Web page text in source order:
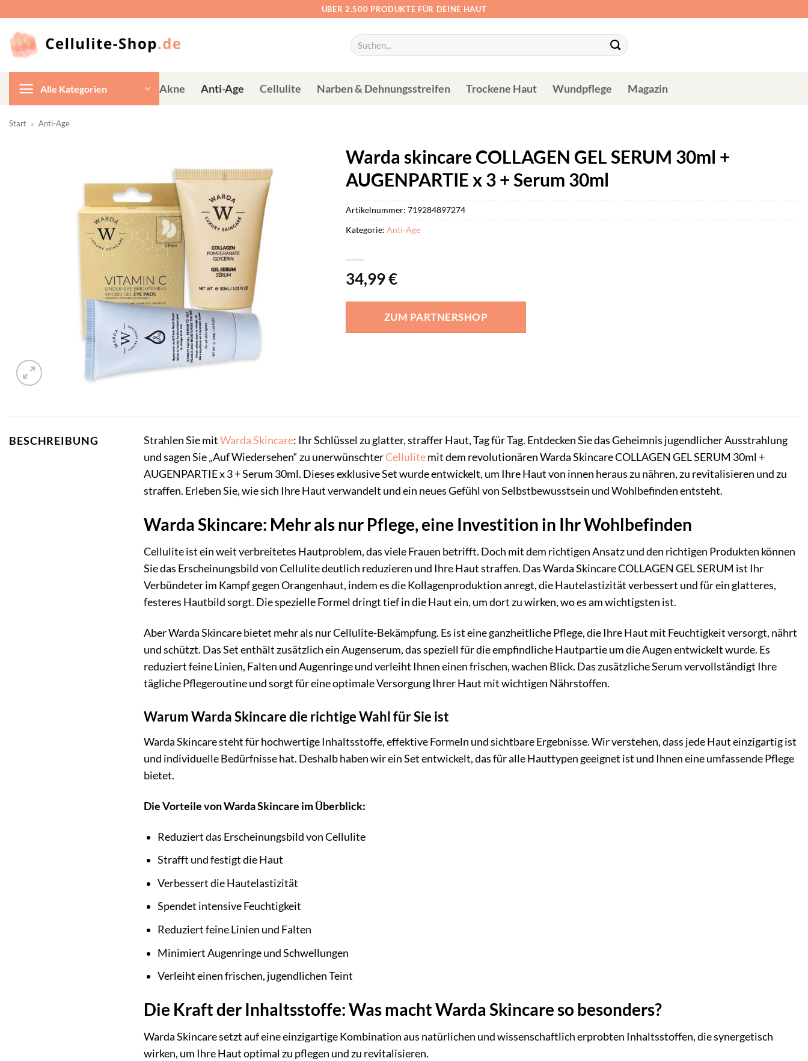
springen
ÜBER 2.500 PRODUKTE FÜR DEINE HAUT
Suchen
nach:
Alle Kategorien Akne Anti-Age Cellulite Narben & Dehnungsstreifen Trockene Haut Wundpflege Magazin
Start » Anti-Age
Warda skincare COLLAGEN GEL SERUM 30ml +
AUGENPARTIE x 3 + Serum 30ml
34,99€
ZUM PARTNERSHOP
Artikelnummer: 719284897274
Kategorie: Anti-Age
BESCHREIBUNG Strahlen Sie mitWarda Skincare: Ihr Schlüssel zu glatter, straffer Haut, Tag für Tag. Entdecken Sie das Geheimnis jugendlicher Ausstrahlung
und sagen Sie „Auf Wiedersehen“ zu unerwünschterCellulitemit dem revolutionären Warda Skincare COLLAGEN GEL SERUM 30ml +
AUGENPARTIE x 3 + Serum 30ml. Dieses exklusive Set wurde entwickelt, um Ihre Haut von innen heraus zu nähren, zu revitalisieren und zu
straffen. Erleben Sie, wie sich Ihre Haut verwandelt und ein neues Gefühl von Selbstbewusstsein und Wohlbefinden entsteht.
Warda Skincare: Mehr als nur Pflege, eine Investition in Ihr Wohlbefinden
Cellulite ist ein weit verbreitetes Hautproblem, das viele Frauen betrifft. Doch mit dem richtigen Ansatz und den richtigen Produkten können
Sie das Erscheinungsbild von Cellulite deutlich reduzieren und Ihre Haut straffen. Das Warda Skincare COLLAGEN GEL SERUM ist Ihr
Verbündeter im Kampf gegen Orangenhaut, indem es die Kollagenproduktion anregt, die Hautelastizität verbessert und für ein glatteres,
festeres Hautbild sorgt. Die spezielle Formel dringt tief in die Haut ein, um dort zu wirken, wo es am wichtigsten ist.
Aber Warda Skincare bietet mehr als nur Cellulite-Bekämpfung. Es ist eine ganzheitliche Pflege, die Ihre Haut mit Feuchtigkeit versorgt, nährt
und schützt. Das Set enthält zusätzlich ein Augenserum, das speziell für die empfindliche Hautpartie um die Augen entwickelt wurde. Es
reduziert feine Linien, Falten und Augenringe und verleiht Ihnen einen frischen, wachen Blick. Das zusätzliche Serum vervollständigt Ihre
tägliche Pflegeroutine und sorgt für eine optimale Versorgung Ihrer Haut mit wichtigen Nährstoffen.
Warum Warda Skincare die richtige Wahl für Sie ist
Warda Skincare steht für hochwertige Inhaltsstoffe, effektive Formeln und sichtbare Ergebnisse. Wir verstehen, dass jede Haut einzigartig ist
und individuelle Bedürfnisse hat. Deshalb haben wir ein Set entwickelt, das für alle Hauttypen geeignet ist und Ihnen eine umfassende Pflege
bietet.
Die Vorteile von Warda Skincare im Überblick:
Reduziert das Erscheinungsbild von Cellulite
Strafft und festigt die Haut
Verbessert die Hautelastizität
Spendet intensive Feuchtigkeit
Reduziert feine Linien und Falten
Minimiert Augenringe und Schwellungen
Verleiht einen frischen, jugendlichen Teint
Die Kraft der Inhaltsstoffe: Was macht Warda Skincare so besonders?
Warda Skincare setzt auf eine einzigartige Kombination aus natürlichen und wissenschaftlich erprobten Inhaltsstoffen, die synergetisch
wirken, um Ihre Haut optimal zu pflegen und zu revitalisieren.